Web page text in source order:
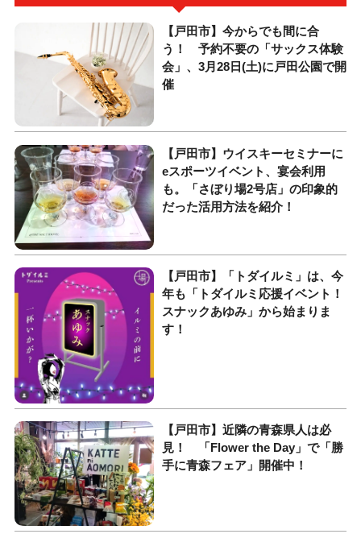
【戸田市】今からでも間に合
う！ 予約不要の「サックス体験
会」、3月28日(土)に戸田公園で開
催
【戸田市】ウイスキーセミナーに
eスポーツイベント、宴会利用
も。「さぼり場2号店」の印象的
だった活用方法を紹介！
【戸田市】「トダイルミ」は、今
年も「トダイルミ応援イベント！
スナックあゆみ」から始まりま
す！
【戸田市】近隣の青森県人は必
見！ 「Flower the Day」で「勝
手に青森フェア」開催中！